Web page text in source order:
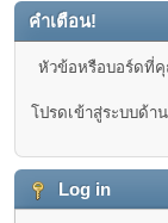
คำเตือน!
หัวข้อหรือบอร์ดที่
โปรดเข้าสู่ระบบด้า
Log in